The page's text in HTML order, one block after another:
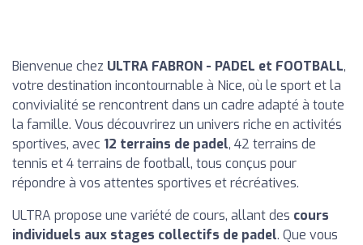
Bienvenue chez ULTRA FABRON - PADEL et FOOTBALL,
votre destination incontournable à Nice, où le sport et la
convivialité se rencontrent dans un cadre adapté à toute
la famille. Vous découvrirez un univers riche en activités
sportives, avec 12 terrains de padel, 42 terrains de
tennis et 4 terrains de football, tous conçus pour
répondre à vos attentes sportives et récréatives.
ULTRA propose une variété de cours, allant des cours
individuels aux stages collectifs de padel. Que vous